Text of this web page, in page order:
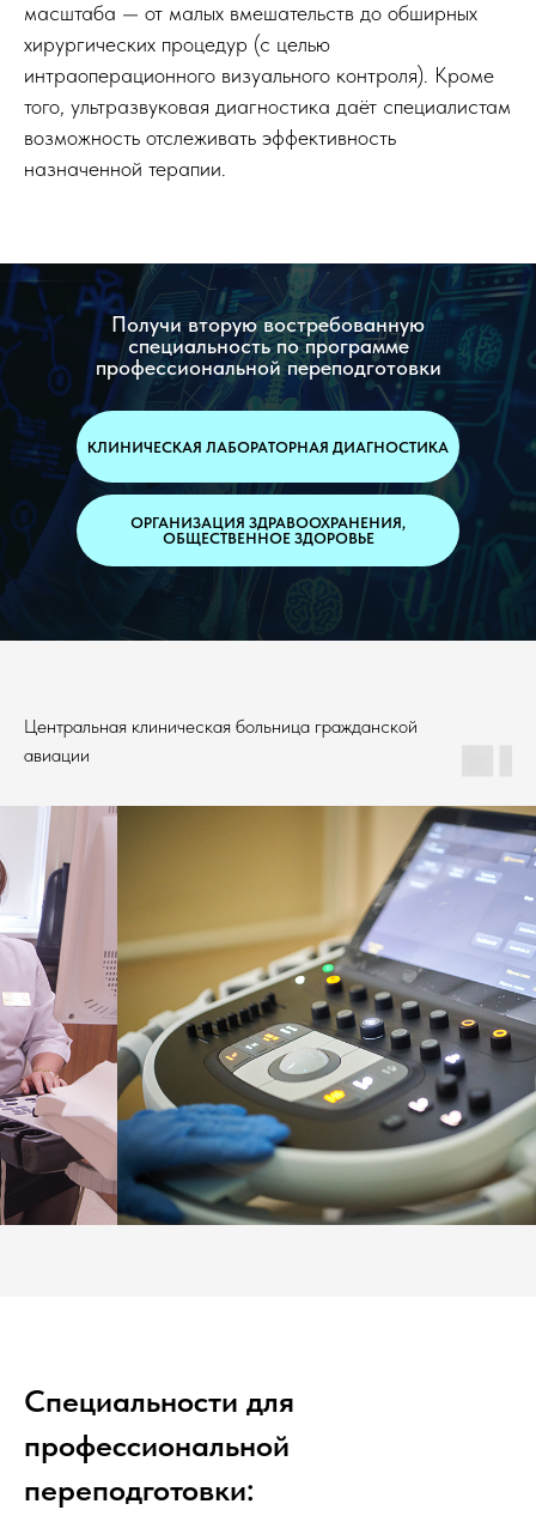
масштаба — от малых вмешательств до обширных
хирургических процедур (с целью
интраоперационного визуального контроля). Кроме
того, ультразвуковая диагностика даёт специалистам
возможность отслеживать эффективность
назначенной терапии.
Получи вторую востребованную
специальность по программе
профессиональной переподготовки
ОРГАНИЗАЦИЯ ЗДРАВООХРАНЕНИЯ,
ОБЩЕСТВЕННОЕ ЗДОРОВЬЕ
КЛИНИЧЕСКАЯ ЛАБОРАТОРНАЯ ДИАГНОСТИКА
Центральная клиническая больница гражданской
авиации
Специальности для
профессиональной
переподготовки: